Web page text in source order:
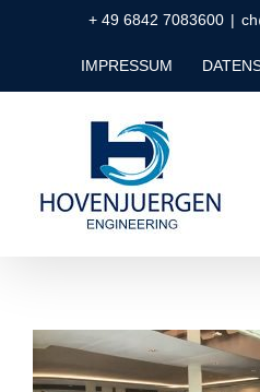
+ 49 6842 7083600 |
IMPRESSUM